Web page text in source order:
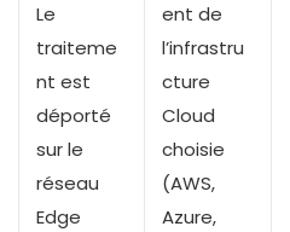
Le
traiteme
nt est
déporté
sur le
réseau
Edge
ent de
l’infrastru
cture
Cloud
choisie
(AWS,
Azure,